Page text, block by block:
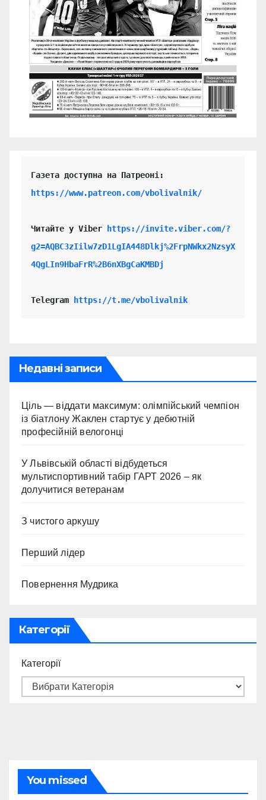
https://www.patreon.com/vbolivalnik/
Читайте у Viber
https://invite.viber.com/?
g2=AQBC3zIilw7zD1LgIA448Dlkj%2FrpNWkx2NzsyX
4QgLIn9HbaFrR%2B6nXBgCaKMBDj
Telegram https://t.me/vbolivalnik
Недавні записи
Ціль — віддати максимум: олімпійський чемпіон
із біатлону Жаклен стартує у дебютній
професійній велогонці
У Львівській області відбудеться
мультиспортивний табір ГАРТ 2026 – як
долучитися ветеранам
З чистого аркушу
Перший лідер
Повернення Мудрика
Категорії
Категорії
You missed